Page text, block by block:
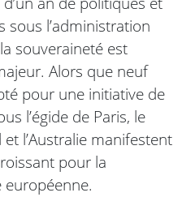
sous l’administration
souveraineté est
Alors que neuf
pour une initiative de
l’égide de Paris, le
l’Australie manifestent
pour la